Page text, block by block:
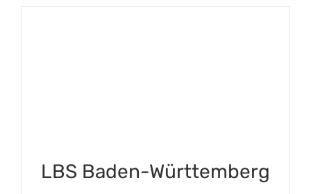
LBS Baden-Württemberg